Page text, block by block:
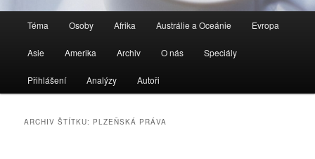
navigační
Téma Osoby Afrika Austrálie a Oceánie Evropa
Asie Amerika Archiv O nás Speciály
Přihlášení Analýzy Autoři
ARCHIV ŠTÍTKU: PLZEŇSKÁ PRÁVA